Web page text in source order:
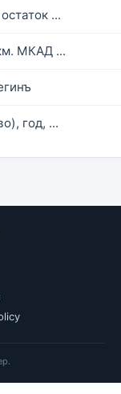
...
МКАД ...
год, ...